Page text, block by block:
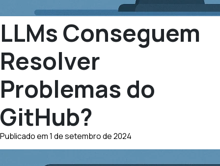
LLMs Conseguem
Resolver
Problemas do
GitHub?
Publicado em 1 de setembro de 2024